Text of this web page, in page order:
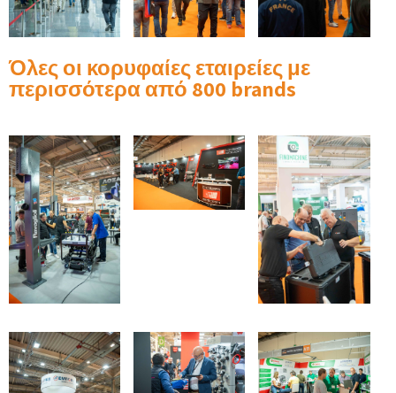
Όλες οι κορυφαίες εταιρείες με
περισσότερα από 800 brands